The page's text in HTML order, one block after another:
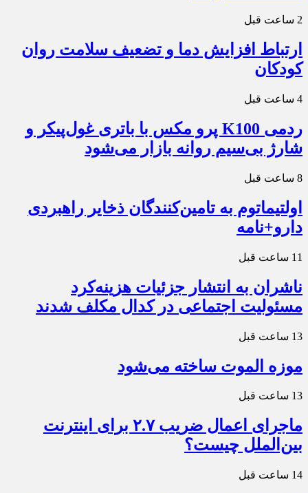
2 ساعت قبل
ارتباط افزایش دما و تضعیف سلامت روان
کودکان
4 ساعت قبل
ردمی K100 پرو مکس با باتری غول‌پیکر و
شارژ بی‌سیم روانه بازار می‌شود
8 ساعت قبل
اولتیماتوم به تامین‌کنندگان ذخایر راهبردی
دارو+نامه
11 ساعت قبل
ناشران به انتشار جزئیات هزینه‌کرد
مسئولیت اجتماعی در کدال مکلف شدند
13 ساعت قبل
موزه الموت ساخته می‌شود
13 ساعت قبل
ماجرای اعمال ضریب ۲.۷ برای اینترنت
بین‌الملل چیست؟
14 ساعت قبل